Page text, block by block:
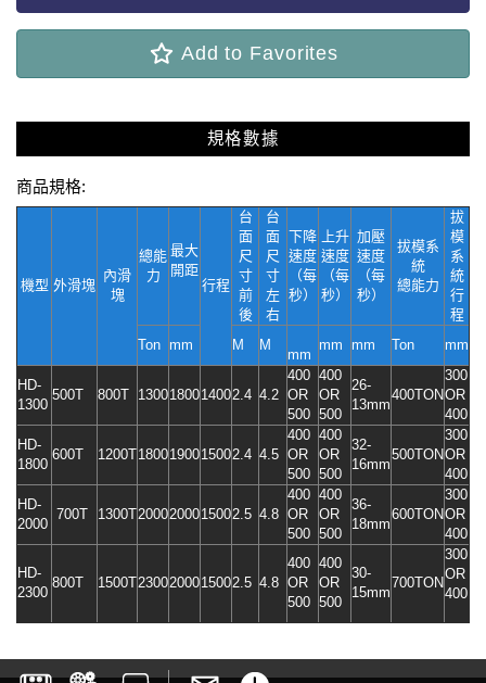
Add to Favorites
規格數據
商品規格:
機型 外滑塊
內滑
塊
總能
力
最大
開距
行程
台
面
尺
寸
前
後
台
面
尺
寸
左
右
下降
速度
（每
秒）
上升
速度
（每
秒）
加壓
速度
（每
秒）
拔模系
統
總能力
拔
模
系
統
行
程
Ton mm M M
mm
mm mm Ton mm
HD-
1300
500T 800T 1300180014002.4 4.2
400
OR
500
400
OR
500
26-
13mm
400TON
300
OR
400
HD-
1800
600T 1200T1800190015002.4 4.5
400
OR
500
400
OR
500
32-
16mm
500TON
300
OR
400
HD-
2000
700T 1300T2000200015002.5 4.8
400
OR
500
400
OR
500
36-
18mm
600TON
300
OR
400
HD-
2300
800T 1500T2300200015002.5 4.8
400
OR
500
400
OR
500
30-
15mm
700TON
300
OR
400